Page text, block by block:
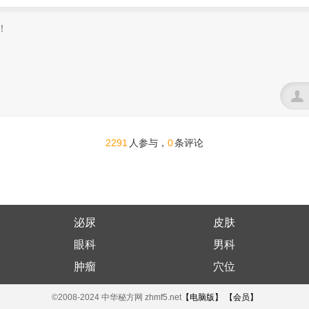

2291 人参与， 0条评论
泌尿
皮肤
眼科
男科
肿瘤
穴位
©2008-2024 中华秘方网 zhmf5.net【电脑版】 【会员】